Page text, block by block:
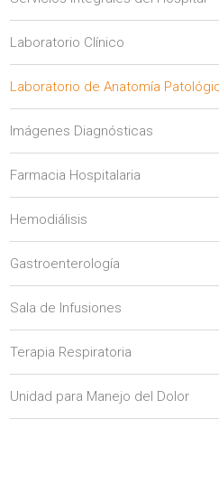
Laboratorio Clínico
Laboratorio de Anatomía
Imágenes Diagnósticas
Farmacia Hospitalaria
Hemodiálisis
Gastroenterología
Sala de Infusiones
Terapia Respiratoria
Unidad para Manejo del Dolor